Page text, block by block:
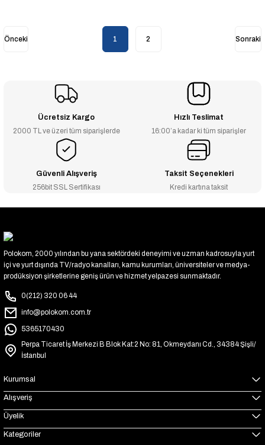
1 2
Ücretsiz Kargo
2000 TL ve üzeri tüm siparişlerde
Hızlı Teslimat
16:00’a kadar ki tüm siparişler
Güvenli Alışveriş
256bit SSL Sertifikası
Taksit Seçenekleri
Kredi kartına taksit
Polokom, 2000 yılından bu yana sektördeki deneyimi ve uzman kadrosuyla yurt
içi ve yurt dışında TV/radyo kanalları, kamu kurumları, üniversiteler ve medya-
prodüksiyon şirketlerine geniş ürün ve hizmet yelpazesi sunmaktadır.
0(212) 320 06 44
info@polokom.com.tr
5365170430
Perpa Ticaret İş Merkezi B Blok Kat:2 No: 81, Okmeydanı Cd., 34384 Şişli/
İstanbul
Kurumsal
Alışveriş
Üyelik
Kategoriler